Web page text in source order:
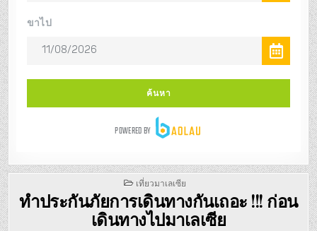
POSTED
IN
เที่ยวมาเลเซีย
ทำประกันภัยการเดินทางกันเถอะ !!! ก่อน
เดินทางไปมาเลเซีย